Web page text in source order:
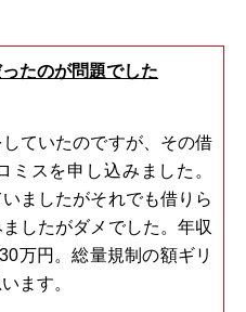
たのが問題でした
ていたのですが、その借
ミスを申し込みました。
ましたがそれでも借りら
したがダメでした。年収
万円。総量規制の額ギリ
ます。